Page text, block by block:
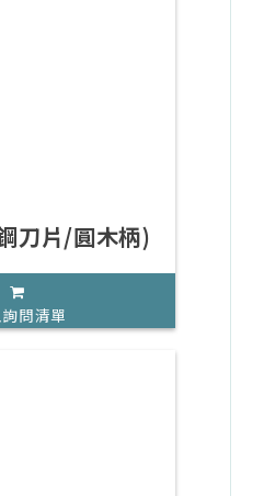
刀片/圓木柄)
問清單